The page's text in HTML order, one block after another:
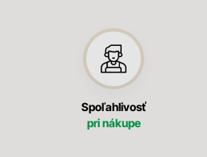
Spoľahlivosť
pri nákupe